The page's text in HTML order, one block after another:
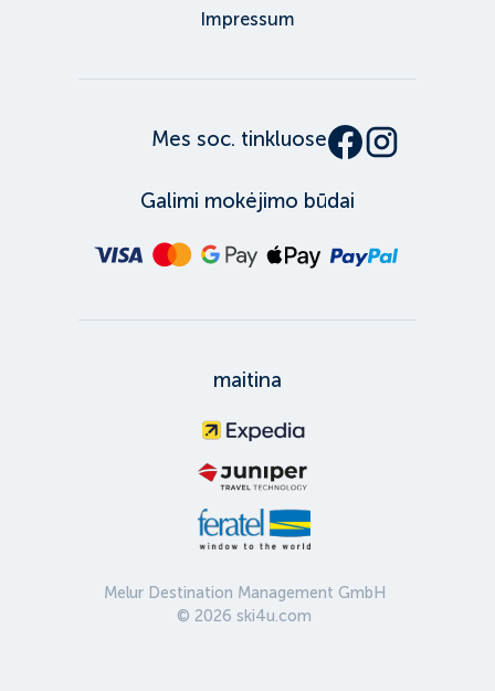
Impressum
Mes soc. tinkluose
Galimi mokėjimo būdai
Melur Destination Management GmbH
© 2026 ski4u.com
maitina